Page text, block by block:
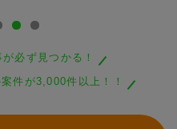
必ず見つかる！
件が3,000件以上！！